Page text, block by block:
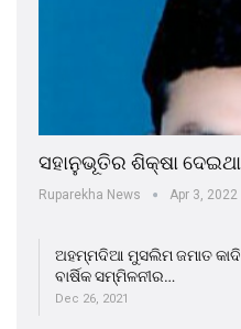
ସହାନୁଭୂତିର ଶିକ୍ଷା
Ruparekha News Apr 3, 2022
ଅହମ୍ମଦିଆ ମୁସଲିମ ଜମାତ
ବାର୍ଷିକ ସମ୍ମିଳନୀର…
Dec 26, 2021